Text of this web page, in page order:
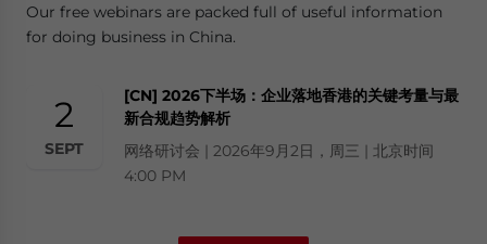
Our free webinars are packed full of useful information
for doing business in China.
2
SEPT
[CN] 2026下半场：企业落地香港的关键考量与最
新合规趋势解析
网络研讨会 | 2026年9月2日，周三 | 北京时间
4:00 PM